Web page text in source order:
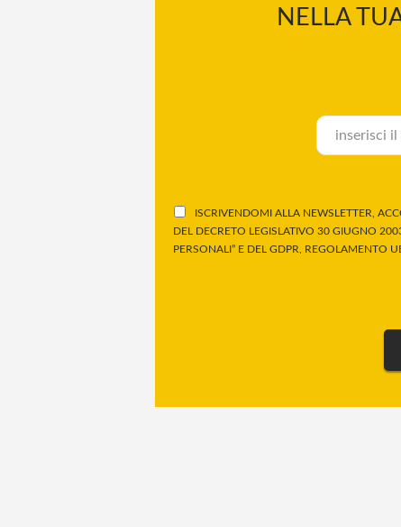
NELLA
ISCRIVENDOMI ALLA NEWSLETTER,
DEL DECRETO LEGISLATIVO 30 GIUGNO
PERSONALI” E DEL GDPR, REGOLAMENTO